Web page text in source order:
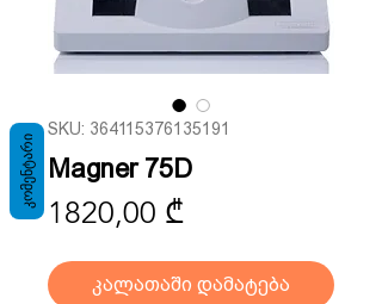
SKU: 364115376135191
Magner 75D
1820,00 ₾Price
კალათაში დამატება
ᲙᲝᲛᲔᲜᲢᲐᲠᲘ